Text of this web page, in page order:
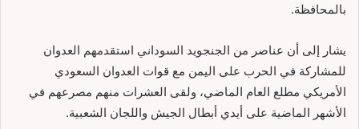
بالمحافظة.
يشار إلى أن عناصر من الجنجويد السوداني استقدمهم العدوان
للمشاركة في الحرب على اليمن مع قوات العدوان السعودي
الأمريكي مطلع العام الماضي، ولقى العشرات منهم مصرعهم في
الأشهر الماضية على أيدي أبطال الجيش واللجان الشعبية.